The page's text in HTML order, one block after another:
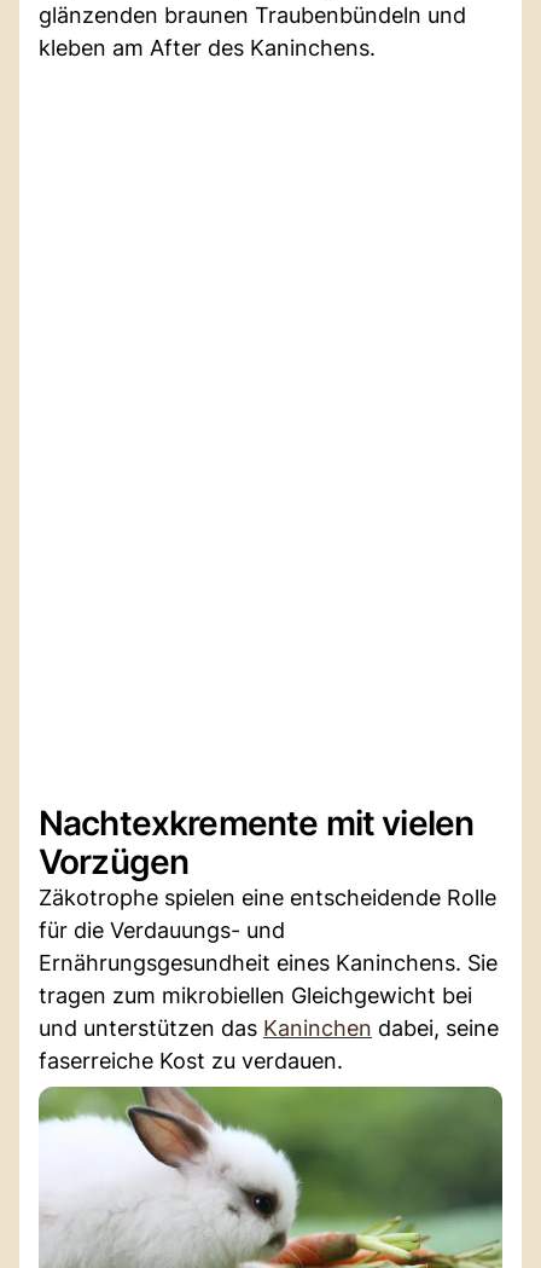
glänzenden braunen Traubenbündeln und
kleben am After des Kaninchens.
Nachtexkremente mit vielen
Vorzügen
Zäkotrophe spielen eine entscheidende Rolle
für die Verdauungs- und
Ernährungsgesundheit eines Kaninchens. Sie
tragen zum mikrobiellen Gleichgewicht bei
und unterstützen das Kaninchen dabei, seine
faserreiche Kost zu verdauen.